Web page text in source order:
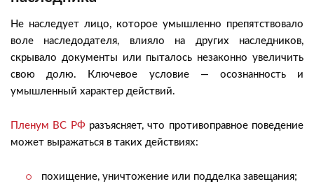
Не наследует лицо, которое умышленно препятствовало
воле наследодателя, влияло на других наследников,
скрывало документы или пыталось незаконно увеличить
свою долю. Ключевое условие — осознанность и
умышленный характер действий.
Пленум ВС РФразъясняет, что противоправное поведение
может выражаться в таких действиях:
похищение, уничтожение или подделка завещания;